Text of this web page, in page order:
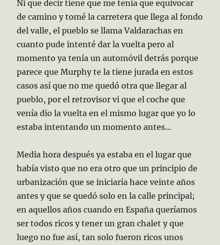
Ni que decir tiene que me tenía que equivocar
de camino y tomé la carretera que llega al fondo
del valle, el pueblo se llama Valdarachas en
cuanto pude intenté dar la vuelta pero al
momento ya tenía un automóvil detrás porque
parece que Murphy te la tiene jurada en estos
casos así que no me quedó otra que llegar al
pueblo, por el retrovisor vi que el coche que
venía dio la vuelta en el mismo lugar que yo lo
estaba intentando un momento antes…
Media hora después ya estaba en el lugar que
había visto que no era otro que un principio de
urbanización que se iniciaría hace veinte años
antes y que se quedó solo en la calle principal;
en aquellos años cuando en España queríamos
ser todos ricos y tener un gran chalet y que
luego no fue así, tan solo fueron ricos unos